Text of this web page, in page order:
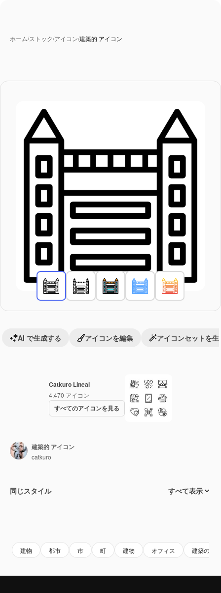
ホーム/ストック/アイコン/建築的 アイコン
Catkuro Lineal
4,470 アイコン
すべてのアイコンを見る
AI で生成する アイコンを編集 アイコンセットを生
建築的 アイコン
catkuro
同じスタイル すべて表示
建物 都市 市 町 建物 オフィス 建築の